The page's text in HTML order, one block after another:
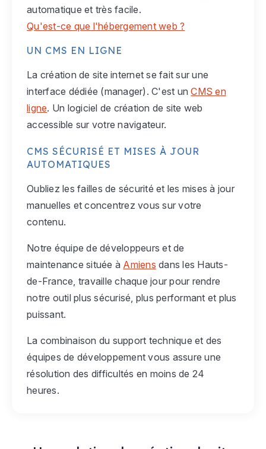
automatique et très facile.
Qu'est-ce que l'hébergement web ?
UN CMS EN LIGNE
La création de site internet se fait sur une
interface dédiée (manager). C'est unCMS en
ligne. Un logiciel de création de site web
accessible sur votre navigateur.
CMS SÉCURISÉ ET MISES À JOUR
AUTOMATIQUES
Oubliez les failles de sécurité et les mises à jour
manuelles et concentrez vous sur votre
contenu.
Notre équipe de développeurs et de
maintenance située à Amiens dans les Hauts-
de-France, travaille chaque jour pour rendre
notre outil plus sécurisé, plus performant et plus
puissant.
La combinaison du support technique et des
équipes de développement vous assure une
résolution des difficultés en moins de 24
heures.